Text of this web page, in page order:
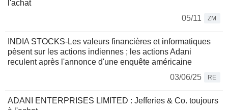
l'achat
05/11
ZM
INDIA STOCKS-Les valeurs financières et informatiques
pèsent sur les actions indiennes ; les actions Adani
reculent après l'annonce d'une enquête américaine
03/06/25
RE
ADANI ENTERPRISES LIMITED : Jefferies & Co. toujours